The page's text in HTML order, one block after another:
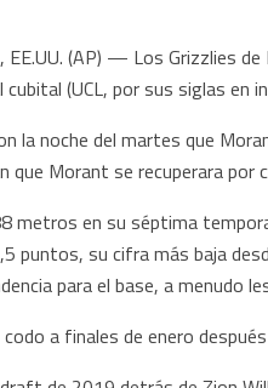
EE.UU. (AP) — Los Grizzlies
(UCL, por sus siglas en
la noche del martes que
que Morant se recuperara
metros en su séptima
puntos, su cifra más baja
para el base, a menudo
a finales de enero